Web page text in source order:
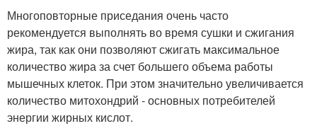
Многоповторные приседания очень часто
рекомендуется выполнять во время сушки и сжигания
жира, так как они позволяют сжигать максимальное
количество жира за счет большего объема работы
мышечных клеток. При этом значительно увеличивается
количество митохондрий - основных потребителей
энергии жирных кислот.